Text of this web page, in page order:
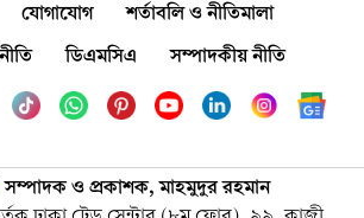
যোগাযোগ
শর্তাবলি ও নীতিমালা
ডিএমসিএ সম্পাদকীয় নীতি
ও প্রকাশক, মাহমুদুর রহমান